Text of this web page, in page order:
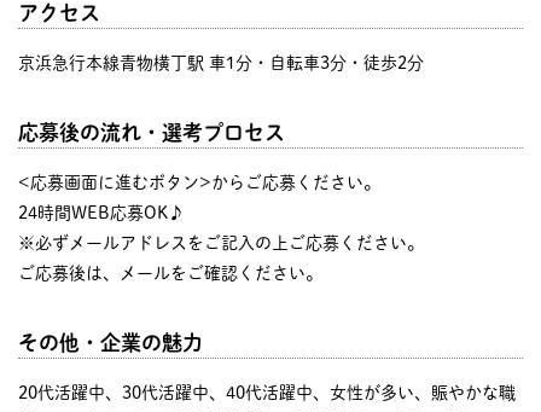
アクセス
京浜急行本線青物横丁駅 車1分・自転車3分・徒歩2分
応募後の流れ・選考プロセス
<応募画面に進むボタン>からご応募ください。
24時間WEB応募OK♪
※必ずメールアドレスをご記入の上ご応募ください。
ご応募後は、メールをご確認ください。
その他・企業の魅力
20代活躍中、30代活躍中、40代活躍中、女性が多い、賑やかな職